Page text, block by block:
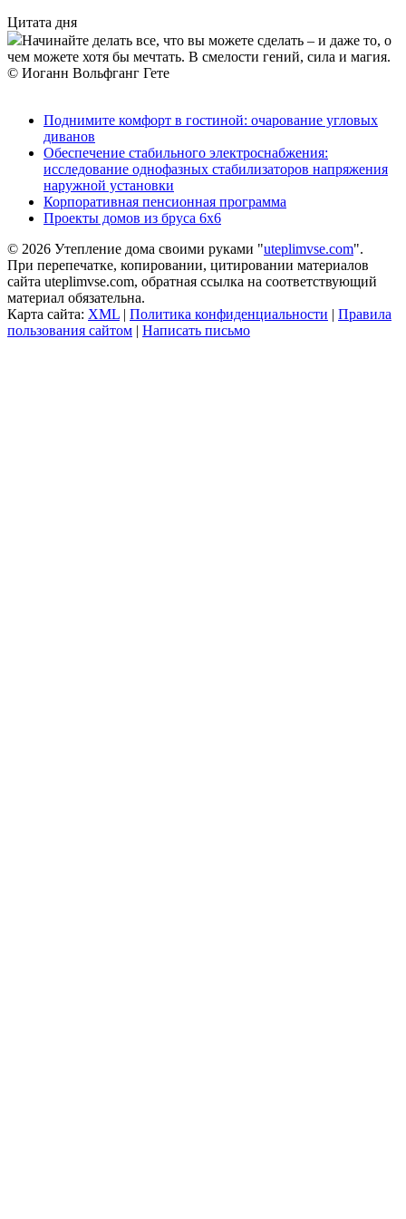
Цитата дня
Начинайте делать все, что вы можете сделать – и даже то, о
чем можете хотя бы мечтать. В смелости гений, сила и магия.
© Иоганн Вольфганг Гете
Поднимите комфорт в гостиной: очарование угловых
диванов
Обеспечение стабильного электроснабжения:
исследование однофазных стабилизаторов напряжения
наружной установки
Корпоративная пенсионная программа
Проекты домов из бруса 6х6
© 2026 Утепление дома своими руками "uteplimvse.com".
При перепечатке, копировании, цитировании материалов
сайта uteplimvse.com, обратная ссылка на соответствующий
материал обязательна.
Карта сайта: XML | Политика конфиденциальности | Правила
пользования сайтом | Написать письмо